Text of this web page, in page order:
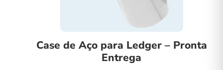
Case de Aço para Ledger – Pronta
Entrega